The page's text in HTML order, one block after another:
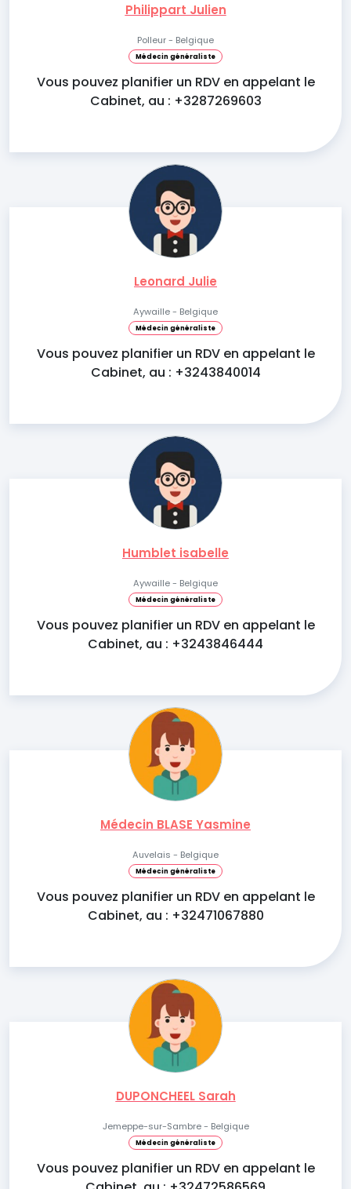
Philippart Julien
Polleur - Belgique
Médecin généraliste
Vous pouvez planifier un RDV en appelant le
Cabinet, au : +3287269603
Leonard Julie
Aywaille - Belgique
Médecin généraliste
Vous pouvez planifier un RDV en appelant le
Cabinet, au : +3243840014
Humblet isabelle
Aywaille - Belgique
Médecin généraliste
Vous pouvez planifier un RDV en appelant le
Cabinet, au : +3243846444
Médecin BLASE Yasmine
Auvelais - Belgique
Médecin généraliste
Vous pouvez planifier un RDV en appelant le
Cabinet, au : +32471067880
DUPONCHEEL Sarah
Jemeppe-sur-Sambre - Belgique
Médecin généraliste
Vous pouvez planifier un RDV en appelant le